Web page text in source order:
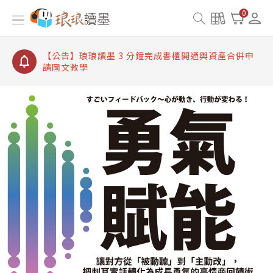
0
【公告】琅琅讀墨書櫃開通常見問題
【公告】琅琅讀墨 3 分鐘完成書櫃開通與資產合併申
【公告】琅琅書店服務升級重要說明及資產合併結果
查詢